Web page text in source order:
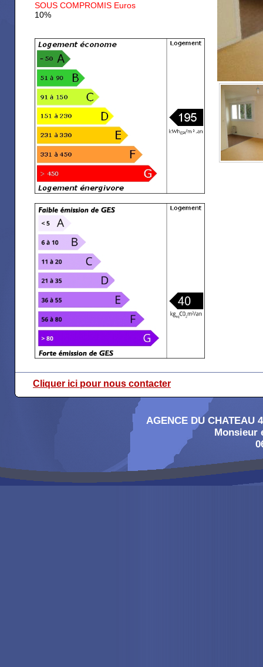
SOUS COMPROMIS Euros
10%
Cliquer ici pour nous contacter
AGENCE DU CHATEAU
Monsieur